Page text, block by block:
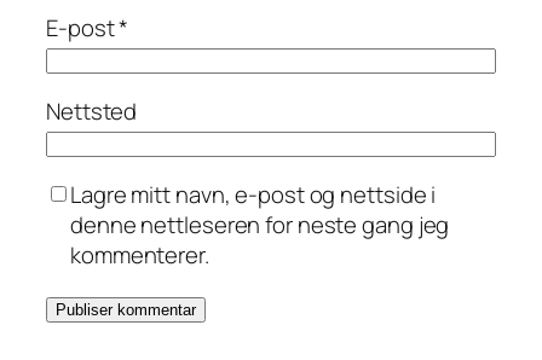
E-post*
Nettsted
Lagre mitt navn, e-post og nettside i
denne nettleseren for neste gang jeg
kommenterer.